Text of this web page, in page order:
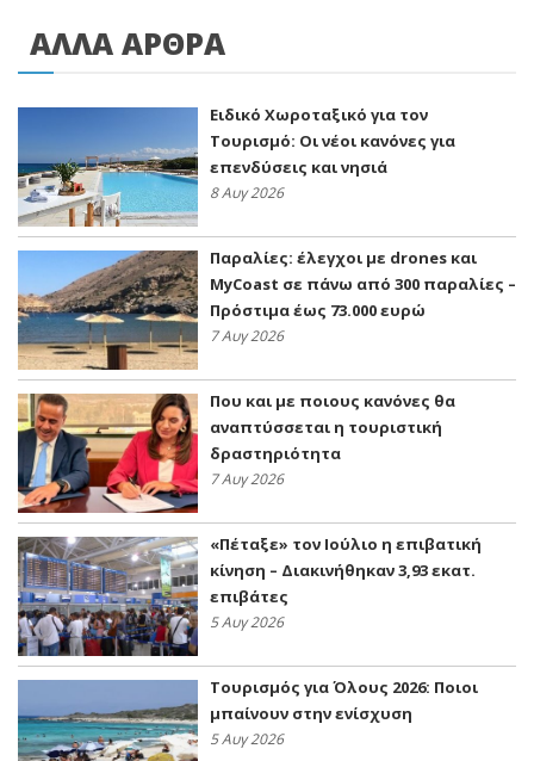
ΑΛΛΑ ΑΡΘΡΑ
Ειδικό Χωροταξικό για τον
Τουρισμό: Οι νέοι κανόνες για
επενδύσεις και νησιά
8 Αυγ 2026
Παραλίες: έλεγχοι με drones και
MyCoast σε πάνω από 300 παραλίες –
Πρόστιμα έως 73.000 ευρώ
7 Αυγ 2026
Που και με ποιους κανόνες θα
αναπτύσσεται η τουριστική
δραστηριότητα
7 Αυγ 2026
«Πέταξε» τον Ιούλιο η επιβατική
κίνηση – Διακινήθηκαν 3,93 εκατ.
επιβάτες
5 Αυγ 2026
Τουρισμός για Όλους 2026: Ποιοι
μπαίνουν στην ενίσχυση
5 Αυγ 2026